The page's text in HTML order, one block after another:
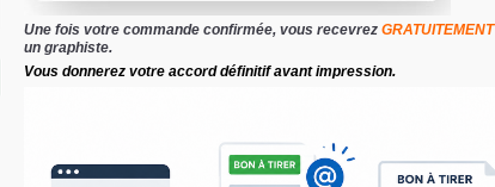
Une fois votre commande confirmée, vous recevrez GRATUITEMENT
un graphiste.
Vous donnerez votre accord définitif avant impression.